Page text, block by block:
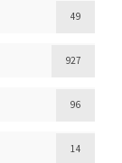
49
927
96
14